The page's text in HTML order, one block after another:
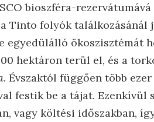
bioszféra-
Tinto folyók találkozásánál
egyedülálló ökoszisztémát
hektáron terül el, és a
. Évszaktól függően több
festik be a tájat. Ezenkívül
vagy költési időszakban,